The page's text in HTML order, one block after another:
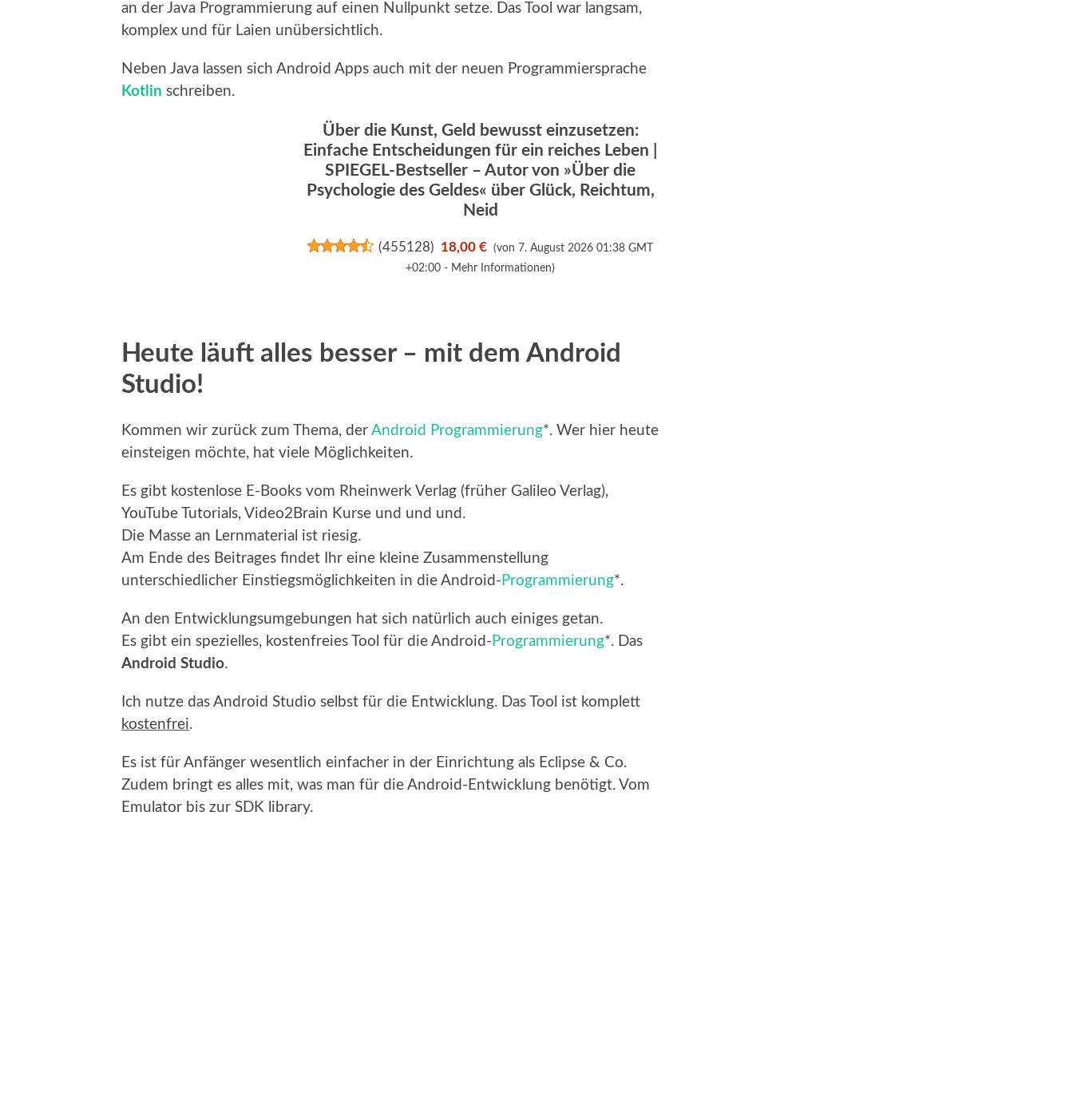
an der Java Programmierung auf einen Nullpunkt setze. Das Tool war langsam,
komplex und für Laien unübersichtlich.
Neben Java lassen sich Android Apps auch mit der neuen Programmiersprache
Kotlin schreiben.
Über die Kunst, Geld bewusst einzusetzen:
Einfache Entscheidungen für ein reiches Leben |
SPIEGEL-Bestseller – Autor von »Über die
Psychologie des Geldes« über Glück, Reichtum,
Neid
(455128) 18,00 € (von 7. August 2026 01:38 GMT
+02:00 - Mehr Informationen)
Heute läuft alles besser – mit dem Android
Studio!
Kommen wir zurück zum Thema, der Android Programmierung*. Wer hier heute
einsteigen möchte, hat viele Möglichkeiten.
Es gibt kostenlose E-Books vom Rheinwerk Verlag (früher Galileo Verlag),
YouTube Tutorials, Video2Brain Kurse und und und.
Die Masse an Lernmaterial ist riesig.
Am Ende des Beitrages findet Ihr eine kleine Zusammenstellung
unterschiedlicher Einstiegsmöglichkeiten in die Android- Programmierung*.
An den Entwicklungsumgebungen hat sich natürlich auch einiges getan.
Es gibt ein spezielles, kostenfreies Tool für die Android- Programmierung*. Das
Android Studio.
Ich nutze das Android Studio selbst für die Entwicklung. Das Tool ist komplett
kostenfrei.
Es ist für Anfänger wesentlich einfacher in der Einrichtung als Eclipse & Co.
Zudem bringt es alles mit, was man für die Android-Entwicklung benötigt. Vom
Emulator bis zur SDK library.